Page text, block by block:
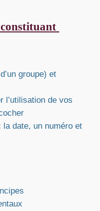
groupe) et
l’utilisation de vos
date, un numéro et